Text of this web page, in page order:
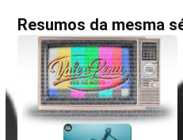
Resumos da mesma